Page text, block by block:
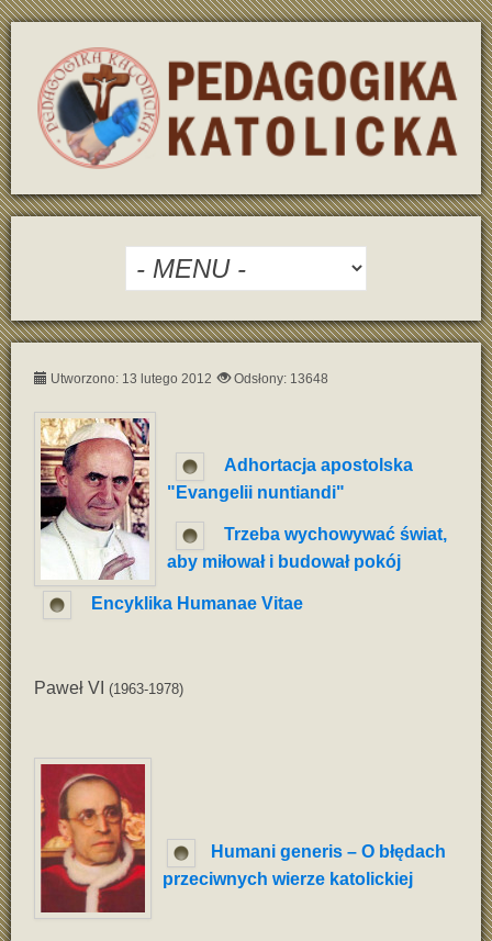
Utworzono: 13 lutego 2012 Odsłony: 13648
Adhortacja apostolska
"Evangelii nuntiandi"
Trzeba wychowywać świat,
aby miłował i budował pokój
Encyklika Humanae Vitae
Paweł VI (1963-1978)
Humani generis – O błędach
przeciwnych wierze katolickiej